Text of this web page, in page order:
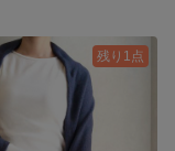
残り1点